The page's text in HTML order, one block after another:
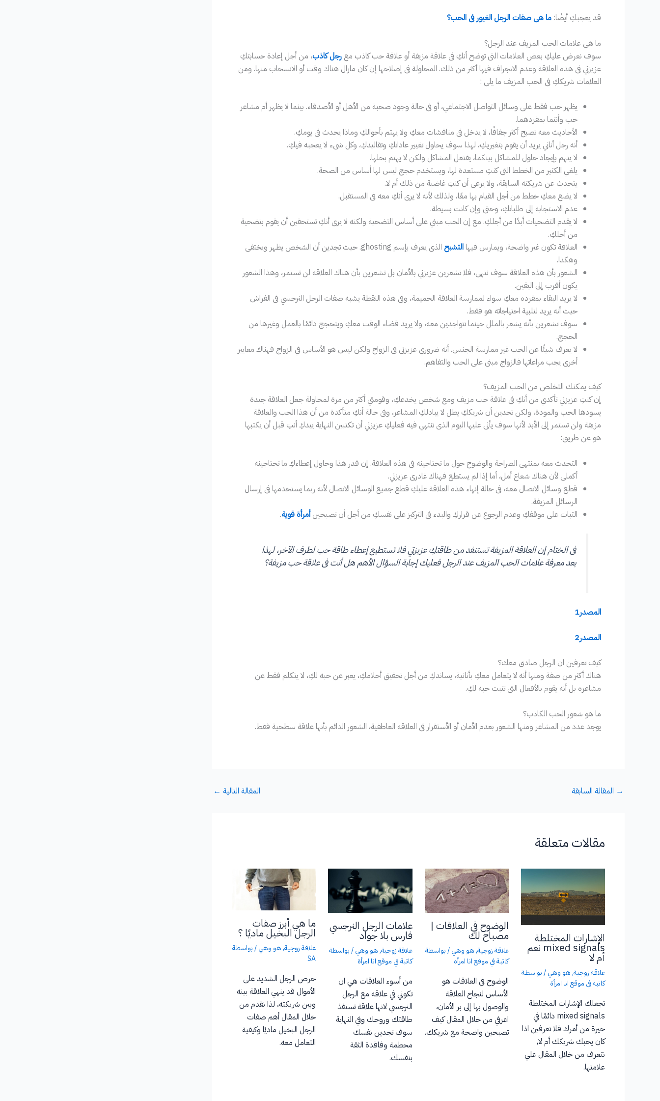
قد يعجبكِ أيضًا: ما هى صفات الرجل الغيور فى الحب؟
ما هى علامات الحب المزيف عند الرجل؟
سوف نعرض عليكِ بعض العلامات التى توضح أنكِ فى علاقة مزيفة أو علاقة حب كاذب مع رجل كاذب، من أجل إعادة حسابتكِ
عزيزتي فى هذه العلاقة وعدم الانجراف فيها أكثر من ذلك. المحاولة فى إصلاحها إن كان مازال هناك وقت أو الانسحاب منها. ومن
العلامات شريككِ فى الحب المزيف ما يلى :
يظهر حب فقط على وسائل التواصل الاجتماعي، أو فى حالة وجود صحبة من الأهل أو الأصدقاء. بينما لا يظهر أم مشاعر
حب وأنتما بمفردهما.
الأحاديث معه تصبح أكثر جفافًا، لا يدخل فى مناقشات معكِ ولا يهتم بأحوالكِ وماذا يحدث فى يومكِ.
أنه رجل أناني يريد أن يقوم بتغيريكِ، لهذا سوف يحاول تغيير عاداتكِ وتقاليدكِ، وكل شىء لا يعجبه فيكِ.
لا يتهم بإيجاد حلول للمشاكل بينكما، يفتعل المشاكل ولكن لا يهتم بحلها.
يلغي الكثير من الخطط التى كنتِ مستعدة لها، ويستخدم حجج ليس لها أساس من الصحة.
يتحدث عن شريكته السابقة، ولا يرعى أن كنتِ غاضبة من ذلك أم لا.
لا يضع معكِ خطط من أجل القيام بها معًا، ولذلك لأنه لا يرى أنكِ معه فى المستقبل.
عدم الاستجابة إلى طلباتكِ، وحتى وإن كانت بسيطة.
لا يقدم التضحيات أبدًا من أجلكِ. مع إن الحب مبني على أساس التضحية ولكنه لا يرى أنكِ تستحقين أن يقوم بتضحية
من أجلكِ.
العلاقة تكون غير واضحة، ويمارس فيها التشبح
الذى يعرف بإسم ghosting. حيث تجدين أن الشخص يظهر ويختفى
وهكذا.
الشعور بأن هذه العلاقة سوف نتهى، فلا تشعرين عزيزتي بالأمان بل تشعرين بأن هناك العلاقة لن تستمر، وهذا الشعور
يكون أقرب إلى اليقين.
لا يريد البقاء بمفرده معكِ سواء لممارسة العلاقة الحميمة، وفى هذه النقطة يشبه صفات الرجل النرجسي فى الفراش
حيث أنه يريد لتلبية احتياجاته هو فقط.
سوف تشعرين بأنه يشعر بالملل حينما تتواجدين معه، ولا يريد قضاء الوقت معكِ ويتحجج دائمًا بالعمل وغيرها من
الحجج.
لا يعرف شيئًا عن الحب غير ممارسة الجنس. أنه ضروري عزيزتي فى الزواج ولكن ليس هو الأساس في الزواج فهناك معايير
أخرى يجب مراعاتها فالزواج مبنى على الحب والتفاهم.
كيف يمكنك التخلص من الحب المزيف؟
إن كنتِ عزيزتي تأكدي من أنكِ فى علاقة حب مزيف ومع شخص يخدعكِ، وقومتي أكثر من مرة لمحاولة جعل العلاقة جيدة
يسودها الحب والمودة، ولكن تجدين أن شريككِ يظل لا يبادلكِ المشاعر، وفى حالة أنكِ متأكدة من أن هذا الحب والعلاقة
مزيفة ولن تستمر إلى الأبد لأنها سوف يأتى عليها اليوم الذى تنتهي فيه فعليكِ عزيزتي أن تكتبين النهاية ييدكِ أنتِ قبل أن يكتبها
هو عن طريق:
التحدث معه بمنتهى الصراحة والوضوح حول ما تحتاجينه فى هذه العلاقة. إن قدر هذا وحاول إعطاءكِ ما تحتاجينه
أكملى لأن هناك شعاع أمل، أما إذا لم يستطع فهناك غادرى عزيزتي.
قطع وسائل الاتصال معه، فى حالة إنهاء هذه العلاقة عليكِ قطع جميع الوسائل الاتصال لأنه ربما يستخدمها فى إرسال
الرسائل المزيفة.
الثبات على موقفكِ وعدم الرجوع عن قراركِ والبدء فى التركيز على نفسكِ من أجل أن تصبحينأمرأة قوية.
فى الختام إن العلاقة المزيفة تستنفد من طاقتكِ عزيزتي فلا تستطيع إعطاء طاقة حب لطرف الآخر، لهذا
بعد معرفة علامات الحب المزيف عند الرجل فعليك إجابة السؤال الأهم هل أنت فى علاقة حب مزيفة؟
المصدر1
المصدر2
كيف تعرفين ان الرجل صادق معك؟
هناك أكثر من صفة ومنها أنه لا يتعامل معكِ بأنانية، يساندكِ من أجل تحقيق أحلامكِ، يعبر عن حبه لكِ، لا يتكلم فقط عن
مشاعره بل أنه يقوم بالأفعال التى تثبت حبه لكِ.
ما هو شعور الحب الكاذب؟
يوجد عدد من المشاعر ومنها الشعور بعدم الأمان أو الأستقرار فى العلاقة العاطفية، الشعور الدائم بأنها علاقة سطحية فقط.
→ المقالة السابقة المقالة التالية ←
مقالات متعلقة
الإشارات المختلطة
mixed signals نعم
أم لا
علاقة زوجية,هو وهي/ بواسطة
كاتبة في موقع انا امرأة
تجعلك الإشارات المختلطة
mixed signals دائمًا في
حيرة من أمرك فلا تعرفين اذا
كان يحبك شريكك أم لا,
نتعرف من خلال المقال علي
علامتها.
الوضوح في العلاقات |
مصباح لك
علاقة زوجية,هو وهي/ بواسطة
كاتبة في موقع انا امرأة
الوضوح في العلاقات هو
الأساس لنجاح العلاقة
والوصول بها إلى بر الأمان،
اعرفي من خلال المقال كيف
تصبحين واضحة مع شريكك.
علامات الرجل النرجسي
فارس بلا جواد
علاقة زوجية,هو وهي/ بواسطة
كاتبة في موقع انا امرأة
من أسوء العلاقات هي ان
تكوني في علاقه مع الرجل
النرجسي لانها علاقة تستفذ
طاقتك وروحك وفي النهاية
سوف تجدين نفسك
محطمة وفاقدة الثقة
بنفسك.
ما هي أبرز صفات
الرجل البخيل ماديًا ؟
علاقة زوجية,هو وهي/ بواسطة
SA
حرص الرجل الشديد على
الأموال قد ينهي العلاقة بينه
وبين شريكته، لذا نقدم من
خلال المقال أهم صفات
الرجل البخيل ماديًا وكيفية
التعامل معه.